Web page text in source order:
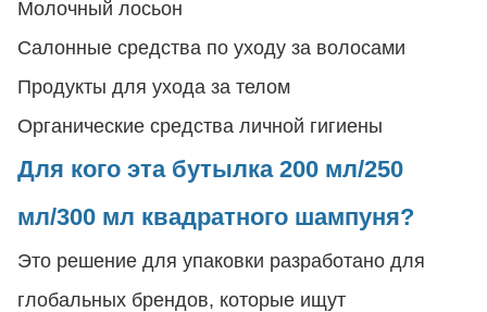
Молочный лосьон
Салонные средства по уходу за волосами
Продукты для ухода за телом
Органические средства личной гигиены
Для кого эта бутылка 200 мл/250
мл/300 мл квадратного шампуня?
Это решение для упаковки разработано для
глобальных брендов, которые ищут